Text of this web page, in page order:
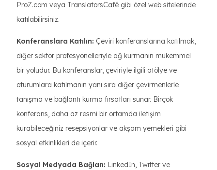
ProZ.com veya TranslatorsCafé gibi özel web sitelerinde
katılabilirsiniz.
Konferanslara Katılın: Çeviri konferanslarına katılmak,
diğer sektör profesyonelleriyle ağ kurmanın mükemmel
bir yoludur. Bu konferanslar, çeviriyle ilgili atölye ve
oturumlara katılmanın yanı sıra diğer çevirmenlerle
tanışma ve bağlantı kurma fırsatları sunar. Birçok
konferans, daha az resmi bir ortamda iletişim
kurabileceğiniz resepsiyonlar ve akşam yemekleri gibi
sosyal etkinlikleri de içerir.
Sosyal Medyada Bağlan: LinkedIn, Twitter ve